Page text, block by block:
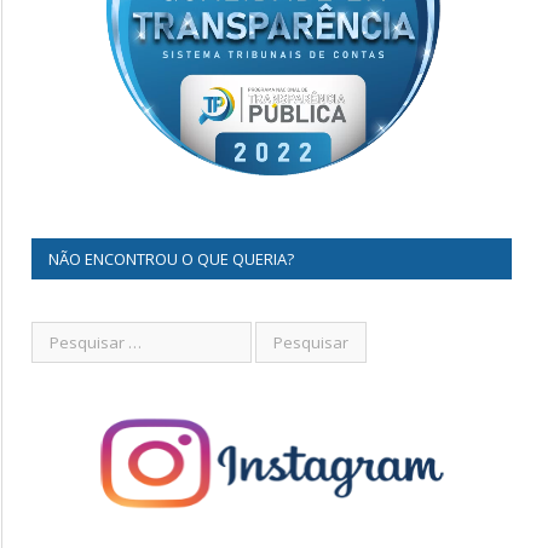
NÃO ENCONTROU O QUE QUERIA?